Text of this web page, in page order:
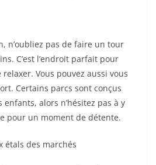
n’oubliez pas de faire un tour
C’est l’endroit parfait pour
Vous pouvez aussi vous
Certains parcs sont conçus
alors n’hésitez pas à y
pour un moment de détente.
étals des marchés